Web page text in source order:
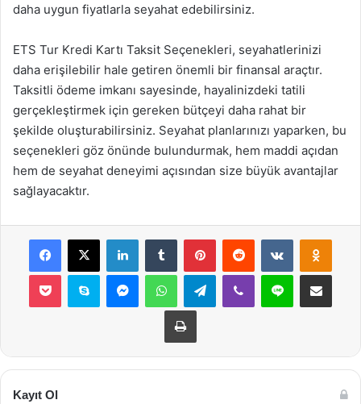
daha uygun fiyatlarla seyahat edebilirsiniz.
ETS Tur Kredi Kartı Taksit Seçenekleri, seyahatlerinizi
daha erişilebilir hale getiren önemli bir finansal araçtır.
Taksitli ödeme imkanı sayesinde, hayalinizdeki tatili
gerçekleştirmek için gereken bütçeyi daha rahat bir
şekilde oluşturabilirsiniz. Seyahat planlarınızı yaparken, bu
seçenekleri göz önünde bulundurmak, hem maddi açıdan
hem de seyahat deneyimi açısından size büyük avantajlar
sağlayacaktır.
Facebook
X LinkedInTumblr PinterestReddit VKontakte
Pocket Skype MessengerWhatsAppTelegramViber Line E-Posta ile
Yazdır
Kayıt Ol